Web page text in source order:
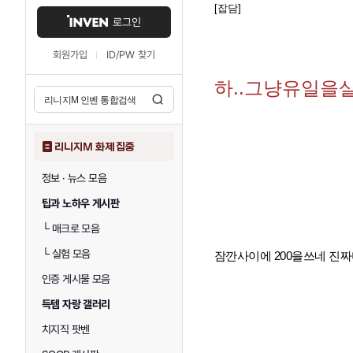
로그인
회원가입 ID/PW 찾기
리니지M 화제 집중
정보 · 뉴스 모음
팁과 노하우 게시판
└매크로 모음
└실험 모음
인증 게시물 모음
득템 자랑 갤러리
치지직 팟벤
[잡담]
하..그냥유일을
잠깐사이에 200을쓰네 진